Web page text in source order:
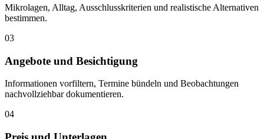
Mikrolagen, Alltag, Ausschlusskriterien und realistische Alternativen
bestimmen.
03
Angebote und Besichtigung
Informationen vorfiltern, Termine bündeln und Beobachtungen
nachvollziehbar dokumentieren.
04